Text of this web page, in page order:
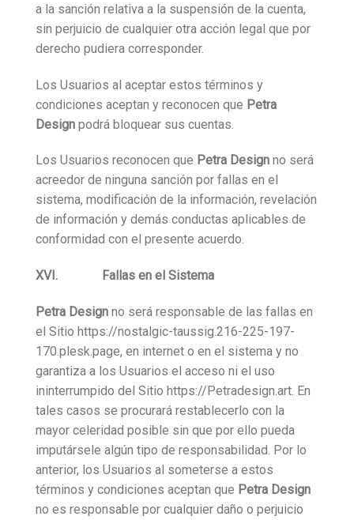
a la sanción relativa a la suspensión de la cuenta,
sin perjuicio de cualquier otra acción legal que por
derecho pudiera corresponder.
Los Usuarios al aceptar estos términos y
condiciones aceptan y reconocen que Petra
Design podrá bloquear sus cuentas.
Los Usuarios reconocen que Petra Design no será
acreedor de ninguna sanción por fallas en el
sistema, modificación de la información, revelación
de información y demás conductas aplicables de
conformidad con el presente acuerdo.
XVI. Fallas en el Sistema
Petra Design no será responsable de las fallas en
el Sitio https://nostalgic-taussig.216-225-197-
170.plesk.page, en internet o en el sistema y no
garantiza a los Usuarios el acceso ni el uso
ininterrumpido del Sitio https://Petradesign.art. En
tales casos se procurará restablecerlo con la
mayor celeridad posible sin que por ello pueda
imputársele algún tipo de responsabilidad. Por lo
anterior, los Usuarios al someterse a estos
términos y condiciones aceptan que Petra Design
no es responsable por cualquier daño o perjuicio